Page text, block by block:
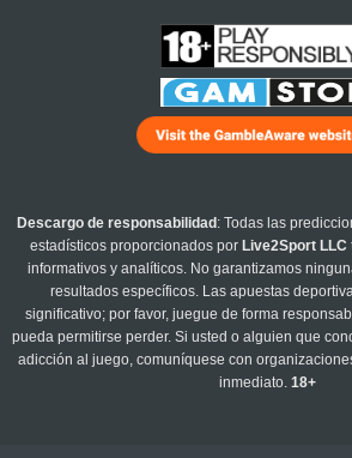
Descargo de responsabilidad : Todas las
estadísticos proporcionados por Live2Sport LLC
informativos y analíticos. No garantizamos
resultados específicos. Las apuestas
significativo; por favor, juegue de forma
pueda permitirse perder. Si usted o alguien que
adicción al juego, comuníquese con
inmediato.18+